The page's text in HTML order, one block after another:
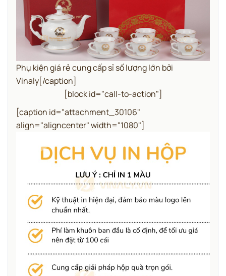
Phụ kiện giá rẻ cung cấp sỉ số lượng lớn bởi
Vinaly[/caption]
[block id="call-to-action"]
[caption id="attachment_30106"
align="aligncenter" width="1080"]